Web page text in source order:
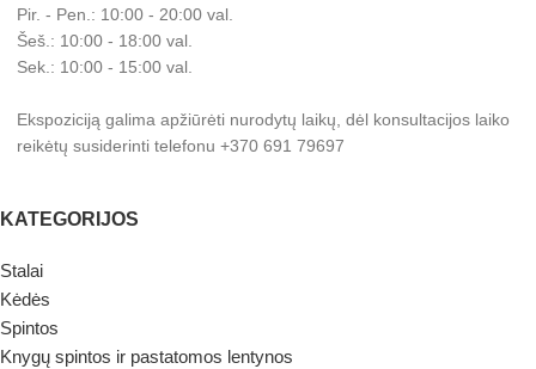
Pir. - Pen.: 10:00 - 20:00 val.
Šeš.: 10:00 - 18:00 val.
Sek.: 10:00 - 15:00 val.
Ekspoziciją galima apžiūrėti nurodytų laikų, dėl konsultacijos laiko
reikėtų susiderinti telefonu +370 691 79697
KATEGORIJOS
Stalai
Kėdės
Spintos
Knygų spintos ir pastatomos lentynos